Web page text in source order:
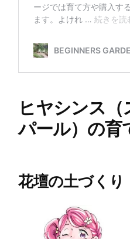
ヒヤシンス（
パール）の育
花壇の土づくり